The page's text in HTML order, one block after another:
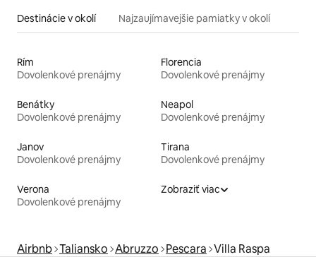
Destinácie v okolí Najzaujímavejšie pamiatky v okolí
Rím
Dovolenkové prenájmy
Florencia
Dovolenkové prenájmy
Benátky
Dovolenkové prenájmy
Neapol
Dovolenkové prenájmy
Janov
Dovolenkové prenájmy
Tirana
Dovolenkové prenájmy
Verona
Dovolenkové prenájmy
Zobraziť viac
Airbnb Taliansko Abruzzo Pescara Villa Raspa